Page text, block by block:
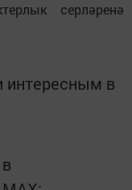
серләренә
в